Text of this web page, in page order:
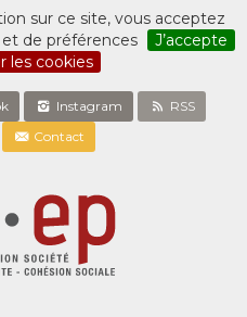
sur ce site, vous acceptez
et de préférences
J’accepte
les cookies
Instagram
RSS
Contact